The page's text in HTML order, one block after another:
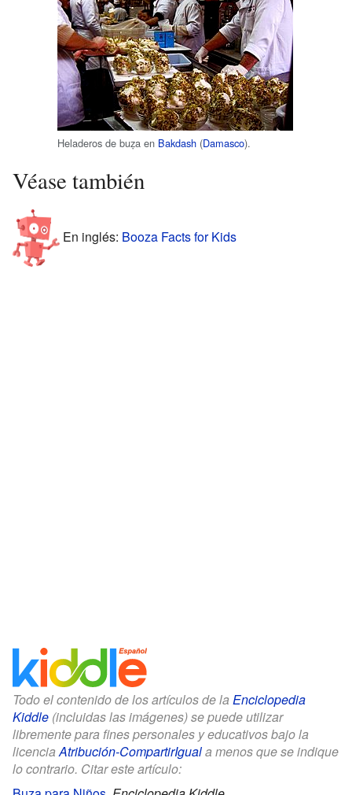
Heladeros de buẓa en Bakdash (Damasco).
Véase también
En inglés: Booza Facts for Kids
Todo el contenido de los artículos de la Enciclopedia
Kiddle (incluidas las imágenes) se puede utilizar
libremente para fines personales y educativos bajo la
licenciaAtribución-CompartirIguala menos que se indique
lo contrario. Citar este artículo: